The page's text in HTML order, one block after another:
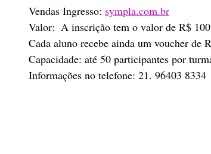
Vendas Ingresso: sympla.com.br
Valor:  A inscrição tem o valor de R$
Cada aluno recebe ainda um voucher de
Capacidade: até 50 participantes por
Informações no telefone: 21. 96403 8334